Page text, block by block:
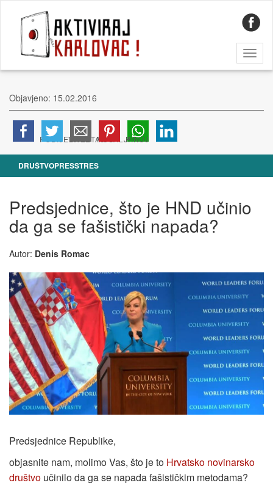
Objavjeno: 15.02.2016
DRUŠTVOPRESSTRES
Predsjednice, što je HND učinio
da ga se fašistički napada?
Autor: Denis Romac
Predsjednice Republike,
objasnite nam, molimo Vas, što je to Hrvatsko novinarsko
društvo učinilo da ga se napada fašističkim metodama?